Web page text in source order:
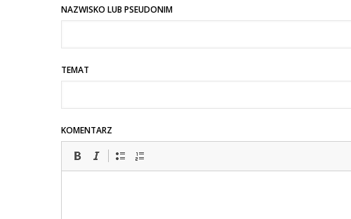
NAZWISKO LUB PSEUDONIM
TEMAT
KOMENTARZ